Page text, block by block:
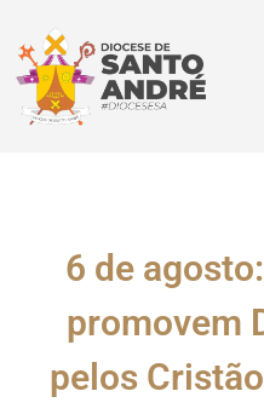
6 de
promovem
pelos